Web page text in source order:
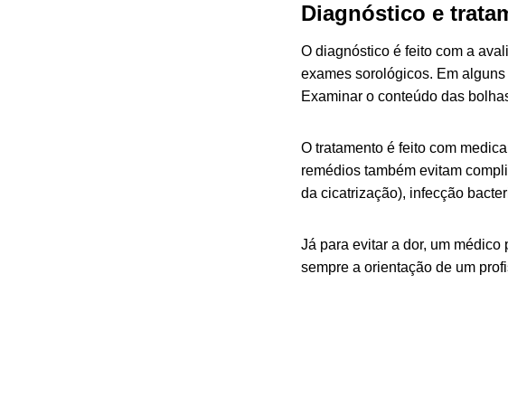
Diagnóstico e
O diagnóstico é feito com a
exames sorológicos. Em
Examinar o conteúdo das
O tratamento é feito com
remédios também evitam
da cicatrização), infecção
Já para evitar a dor, um
sempre a orientação de um